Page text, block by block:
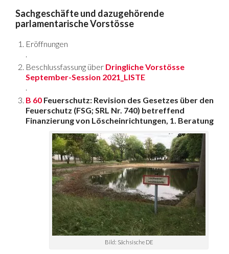
Sachgeschäfte und dazugehörende
parlamentarische Vorstösse
Eröffnungen
.
Beschlussfassung über Dringliche Vorstösse
September-Session 2021_LISTE
.
B 60 Feuerschutz: Revision des Gesetzes über den
Feuerschutz (FSG; SRL Nr. 740) betreffend
Finanzierung von Löscheinrichtungen, 1. Beratung
Bild: Sächsische DE